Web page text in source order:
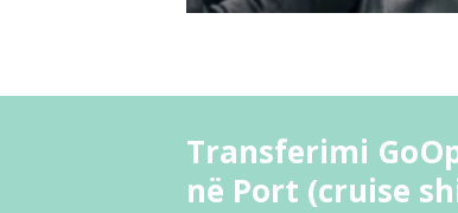
Transferimi
në Port (cruise